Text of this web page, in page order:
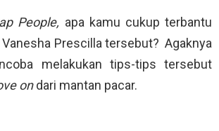
People, apa kamu cukup terbantu
Prescilla tersebut? Agaknya
melakukan tips-tips tersebut
ondari mantan pacar.